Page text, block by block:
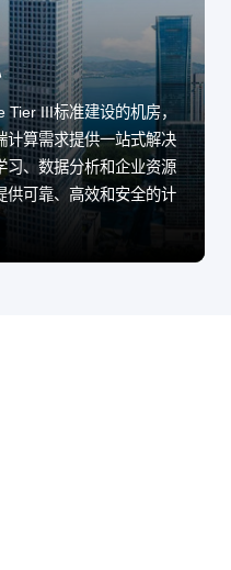
III标准建设的机房，
计算需求提供一站式解决
习、数据分析和企业资源
供可靠、高效和安全的计